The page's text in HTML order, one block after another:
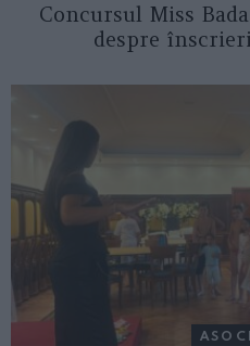
Concursul Miss
despre